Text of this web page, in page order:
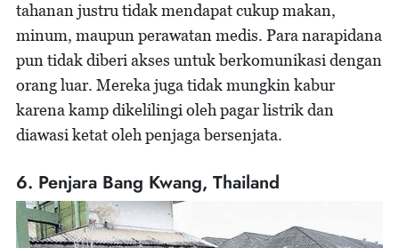
tahanan justru tidak mendapat cukup makan,
minum, maupun perawatan medis. Para narapidana
pun tidak diberi akses untuk berkomunikasi dengan
orang luar. Mereka juga tidak mungkin kabur
karena kamp dikelilingi oleh pagar listrik dan
diawasi ketat oleh penjaga bersenjata.
6. Penjara Bang Kwang, Thailand